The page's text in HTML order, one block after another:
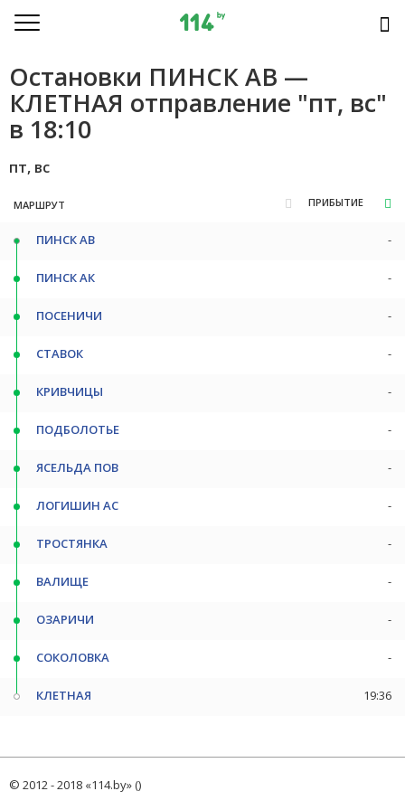
Остановки ПИНСК АВ —
КЛЕТНАЯ отправление "пт, вс"
в 18:10
пт, вс
МАРШРУТ ПРИБЫТИЕ
ПИНСК АВ -
ПИНСК АК -
ПОСЕНИЧИ -
СТАВОК -
КРИВЧИЦЫ -
ПОДБОЛОТЬЕ -
ЯСЕЛЬДА ПОВ -
ЛОГИШИН АС -
ТРОСТЯНКА -
ВАЛИЩЕ -
ОЗАРИЧИ -
СОКОЛОВКА -
КЛЕТНАЯ 19:36
© 2012 - 2018 «114.by» ()